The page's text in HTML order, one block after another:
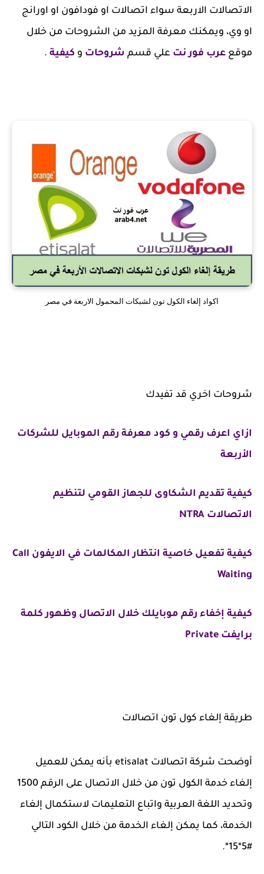
الاتصالات الاربعة سواء اتصالات او فودافون او اورانج
او وي، ويمكنك معرفة المزيد من الشروحات من خلال
موقع عرب فور نت علي قسم شروحات و كيفية .
اكواد إلغاء الكول تون لشبكات المحمول الاربعة في مصر
شروحات اخري قد تفيدك
ازاي اعرف رقمي و كود معرفة رقم الموبايل للشركات
الأربعة
كيفية تقديم الشكاوى للجهاز القومي لتنظيم
الاتصالات NTRA
كيفية تفعيل خاصية انتظار المكالمات في الايفون Call
Waiting
كيفية إخفاء رقم موبايلك خلال الاتصال وظهور كلمة
برايفت Private
طريقة إلغاء كول تون اتصالات
أوضحت شركة اتصالات etisalat بأنه يمكن للعميل
إلغاء خدمة الكول تون من خلال الاتصال على الرقم 1500
وتحديد اللغة العربية واتباع التعليمات لاستكمال إلغاء
الخدمة، كما يمكن إلغاء الخدمة من خلال الكود التالي
#5*15*.